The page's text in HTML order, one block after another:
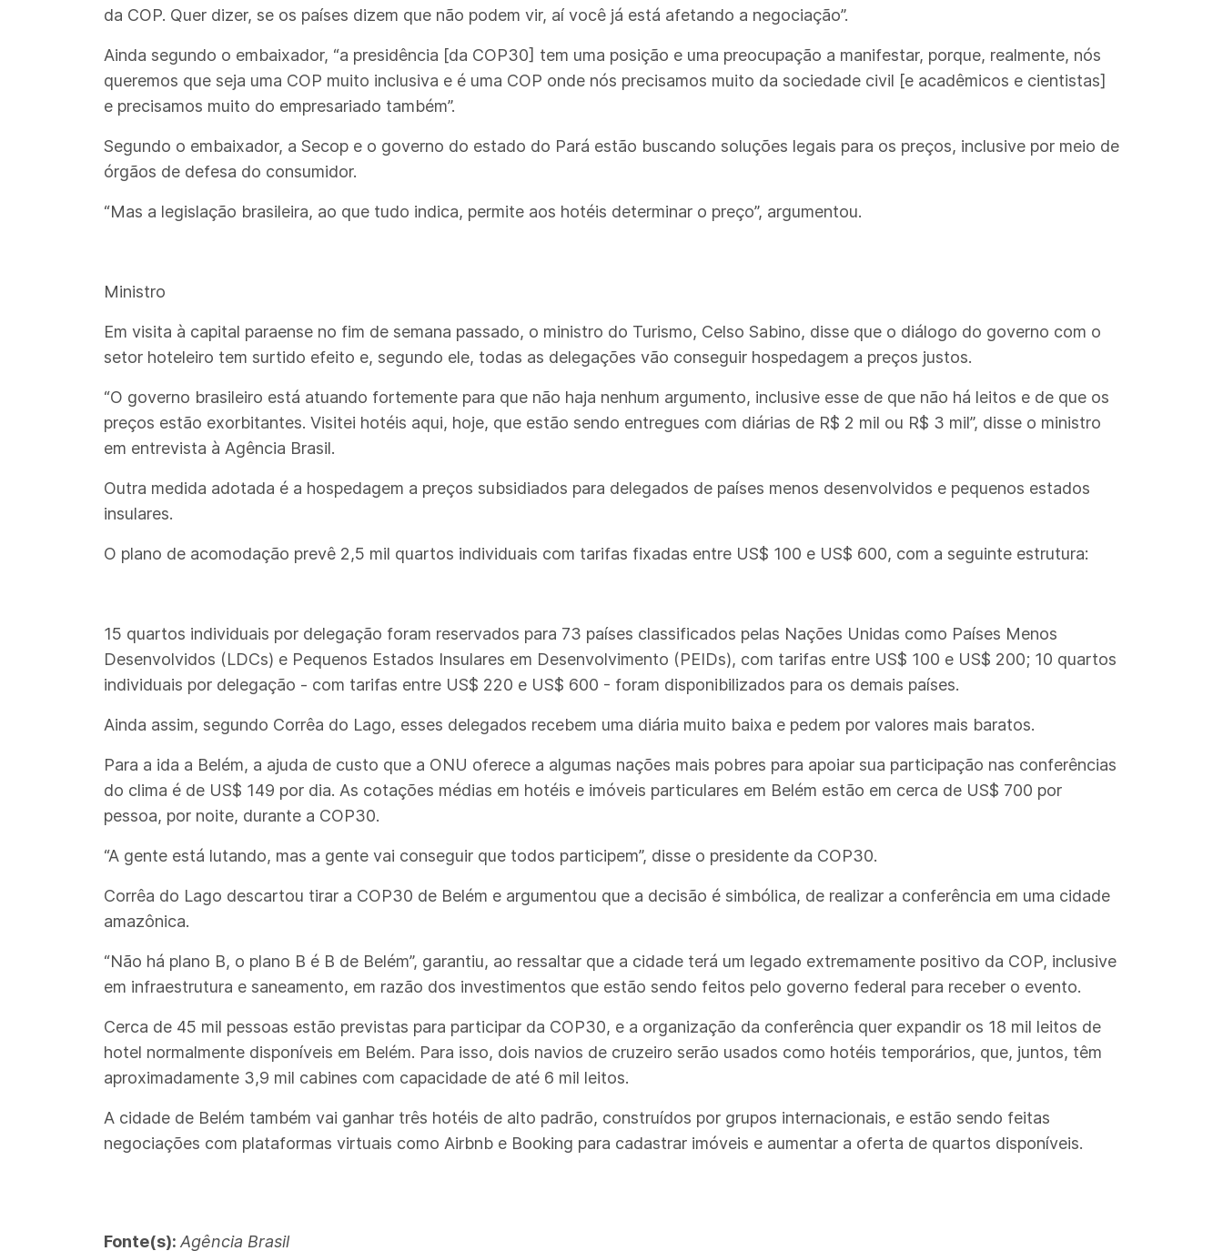
da COP. Quer dizer, se os países dizem que não podem vir, aí você já está afetando a negociação”.
Ainda segundo o embaixador, “a presidência [da COP30] tem uma posição e uma preocupação a manifestar, porque, realmente, nós
queremos que seja uma COP muito inclusiva e é uma COP onde nós precisamos muito da sociedade civil [e acadêmicos e cientistas]
e precisamos muito do empresariado também”.
Segundo o embaixador, a Secop e o governo do estado do Pará estão buscando soluções legais para os preços, inclusive por meio de
órgãos de defesa do consumidor.
“Mas a legislação brasileira, ao que tudo indica, permite aos hotéis determinar o preço”, argumentou.
Ministro
Em visita à capital paraense no fim de semana passado, o ministro do Turismo, Celso Sabino, disse que o diálogo do governo com o
setor hoteleiro tem surtido efeito e, segundo ele, todas as delegações vão conseguir hospedagem a preços justos.
“O governo brasileiro está atuando fortemente para que não haja nenhum argumento, inclusive esse de que não há leitos e de que os
preços estão exorbitantes. Visitei hotéis aqui, hoje, que estão sendo entregues com diárias de R$ 2 mil ou R$ 3 mil”, disse o ministro
em entrevista à Agência Brasil.
Outra medida adotada é a hospedagem a preços subsidiados para delegados de países menos desenvolvidos e pequenos estados
insulares.
O plano de acomodação prevê 2,5 mil quartos individuais com tarifas fixadas entre US$ 100 e US$ 600, com a seguinte estrutura:
15 quartos individuais por delegação foram reservados para 73 países classificados pelas Nações Unidas como Países Menos
Desenvolvidos (LDCs) e Pequenos Estados Insulares em Desenvolvimento (PEIDs), com tarifas entre US$ 100 e US$ 200; 10 quartos
individuais por delegação - com tarifas entre US$ 220 e US$ 600 - foram disponibilizados para os demais países.
Ainda assim, segundo Corrêa do Lago, esses delegados recebem uma diária muito baixa e pedem por valores mais baratos.
Para a ida a Belém, a ajuda de custo que a ONU oferece a algumas nações mais pobres para apoiar sua participação nas conferências
do clima é de US$ 149 por dia. As cotações médias em hotéis e imóveis particulares em Belém estão em cerca de US$ 700 por
pessoa, por noite, durante a COP30.
“A gente está lutando, mas a gente vai conseguir que todos participem”, disse o presidente da COP30.
Corrêa do Lago descartou tirar a COP30 de Belém e argumentou que a decisão é simbólica, de realizar a conferência em uma cidade
amazônica.
“Não há plano B, o plano B é B de Belém”, garantiu, ao ressaltar que a cidade terá um legado extremamente positivo da COP, inclusive
em infraestrutura e saneamento, em razão dos investimentos que estão sendo feitos pelo governo federal para receber o evento.
Cerca de 45 mil pessoas estão previstas para participar da COP30, e a organização da conferência quer expandir os 18 mil leitos de
hotel normalmente disponíveis em Belém. Para isso, dois navios de cruzeiro serão usados como hotéis temporários, que, juntos, têm
aproximadamente 3,9 mil cabines com capacidade de até 6 mil leitos.
A cidade de Belém também vai ganhar três hotéis de alto padrão, construídos por grupos internacionais, e estão sendo feitas
negociações com plataformas virtuais como Airbnb e Booking para cadastrar imóveis e aumentar a oferta de quartos disponíveis.
Fonte(s): Agência Brasil